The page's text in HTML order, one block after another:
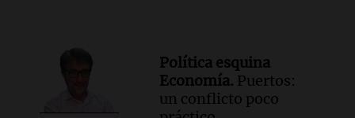
Política esquina
Economía. Puertos:
un conflicto poco